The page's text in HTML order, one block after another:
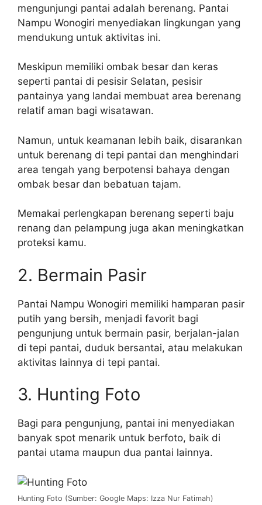
mengunjungi pantai adalah berenang. Pantai
Nampu Wonogiri menyediakan lingkungan yang
mendukung untuk aktivitas ini.
Meskipun memiliki ombak besar dan keras
seperti pantai di pesisir Selatan, pesisir
pantainya yang landai membuat area berenang
relatif aman bagi wisatawan.
Namun, untuk keamanan lebih baik, disarankan
untuk berenang di tepi pantai dan menghindari
area tengah yang berpotensi bahaya dengan
ombak besar dan bebatuan tajam.
Memakai perlengkapan berenang seperti baju
renang dan pelampung juga akan meningkatkan
proteksi kamu.
2. Bermain Pasir
Pantai Nampu Wonogiri memiliki hamparan pasir
putih yang bersih, menjadi favorit bagi
pengunjung untuk bermain pasir, berjalan-jalan
di tepi pantai, duduk bersantai, atau melakukan
aktivitas lainnya di tepi pantai.
3. Hunting Foto
Bagi para pengunjung, pantai ini menyediakan
banyak spot menarik untuk berfoto, baik di
pantai utama maupun dua pantai lainnya.
Hunting Foto (Sumber: Google Maps: Izza Nur Fatimah)